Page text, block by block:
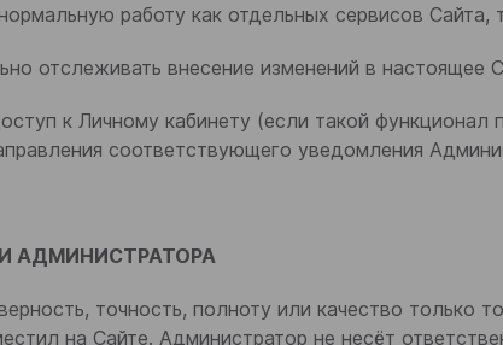
работу как отдельных сервисов Сайта,
отслеживать внесение изменений в настоящее
к Личному кабинету (если такой функционал
соответствующего уведомления
АДМИНИСТРАТОРА
точность, полноту или качество только
на Сайте. Администратор не несёт